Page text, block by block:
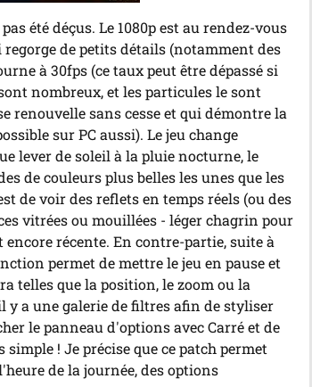
été déçus. Le 1080p est au rendez-vous
de petits détails (notamment des
à 30fps (ce taux peut être dépassé si
nombreux, et les particules le sont
renouvelle sans cesse et qui démontre la
sur PC aussi). Le jeu change
lever de soleil à la pluie nocturne, le
de couleurs plus belles les unes que les
de voir des reflets en temps réels (ou des
vitrées ou mouillées - léger chagrin pour
récente. En contre-partie, suite à
permet de mettre le jeu en pause et
telles que la position, le zoom ou la
y a une galerie de filtres afin de styliser
le panneau d'options avec Carré et de
! Je précise que ce patch permet
de la journée, des options